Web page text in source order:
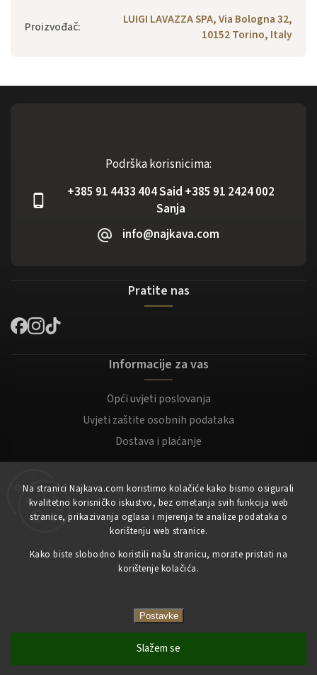
Na stranici Najkava.com koristimo kolačiće kako bismo osigurali
kvalitetno korisničko iskustvo, bez ometanja svih funkcija web
stranice, prikazivanja oglasa i mjerenja te analize podataka o
korištenju web stranice.
Kako biste slobodno koristili našu stranicu, morate pristati na
korištenje kolačića.
Postavke
Slažem se
Proizvođač:
LUIGI LAVAZZA SPA, Via Bologna 32,
10152 Torino, Italy
Podrška korisnicima:
+385 91 4433 404 Said +385 91 2424 002
Sanja
info@najkava.com
Pratite nas
Informacije za vas
Opći uvjeti poslovanja
Uvjeti zaštite osobnih podataka
Dostava i plaćanje
Moj račun
Registracija
Prijaviti se
Copyright 2023NajKava.com